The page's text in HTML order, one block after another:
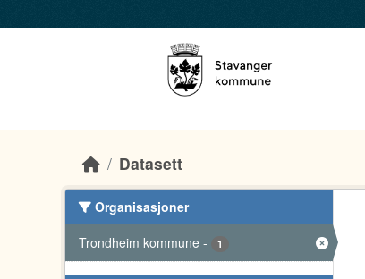
Datasett
Organisasjoner
Trondheim kommune - 1